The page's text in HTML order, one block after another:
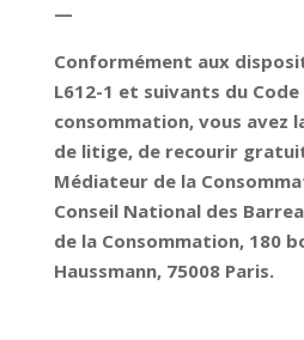
—
Conformément aux
L612-1 et suivants du Code
consommation, vous avez
de litige, de recourir
Médiateur de la
Conseil National des
de la Consommation, 180
Haussmann, 75008 Paris.